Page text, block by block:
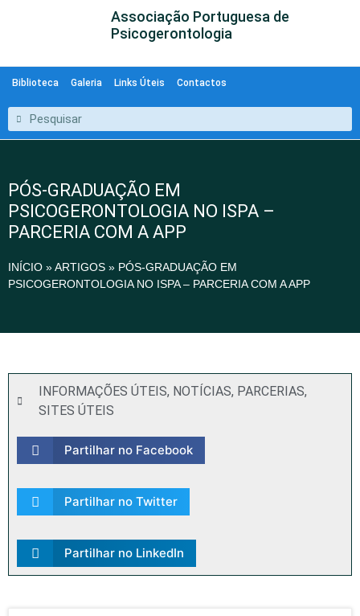
Associação Portuguesa de
Psicogerontologia
Biblioteca Galeria Links Úteis Contactos
PÓS-GRADUAÇÃO EM
PSICOGERONTOLOGIA NO ISPA –
PARCERIA COM A APP
INÍCIO »ARTIGOS » PÓS-GRADUAÇÃO EM
PSICOGERONTOLOGIA NO ISPA – PARCERIA COM A APP
INFORMAÇÕES ÚTEIS, NOTÍCIAS, PARCERIAS,
SITES ÚTEIS
Partilhar no Facebook
Partilhar no Twitter
Partilhar no LinkedIn